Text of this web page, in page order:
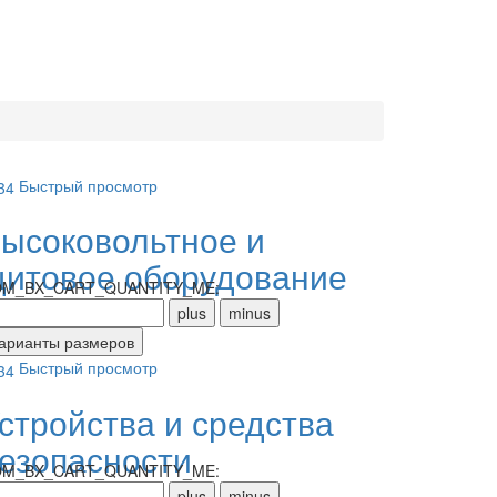
Быстрый просмотр
и
оборудование
Быстрый просмотр
и средства